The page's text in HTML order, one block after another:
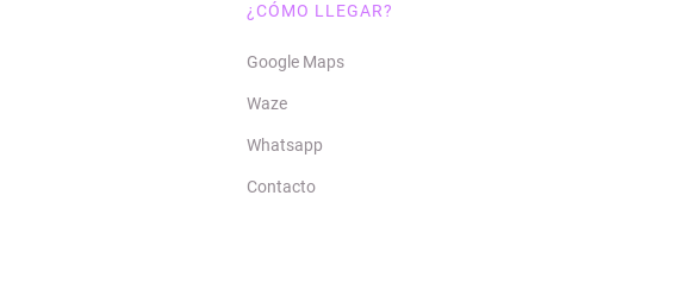
¿CÓMO LLEGAR?
Google Maps
Waze
Whatsapp
Contacto